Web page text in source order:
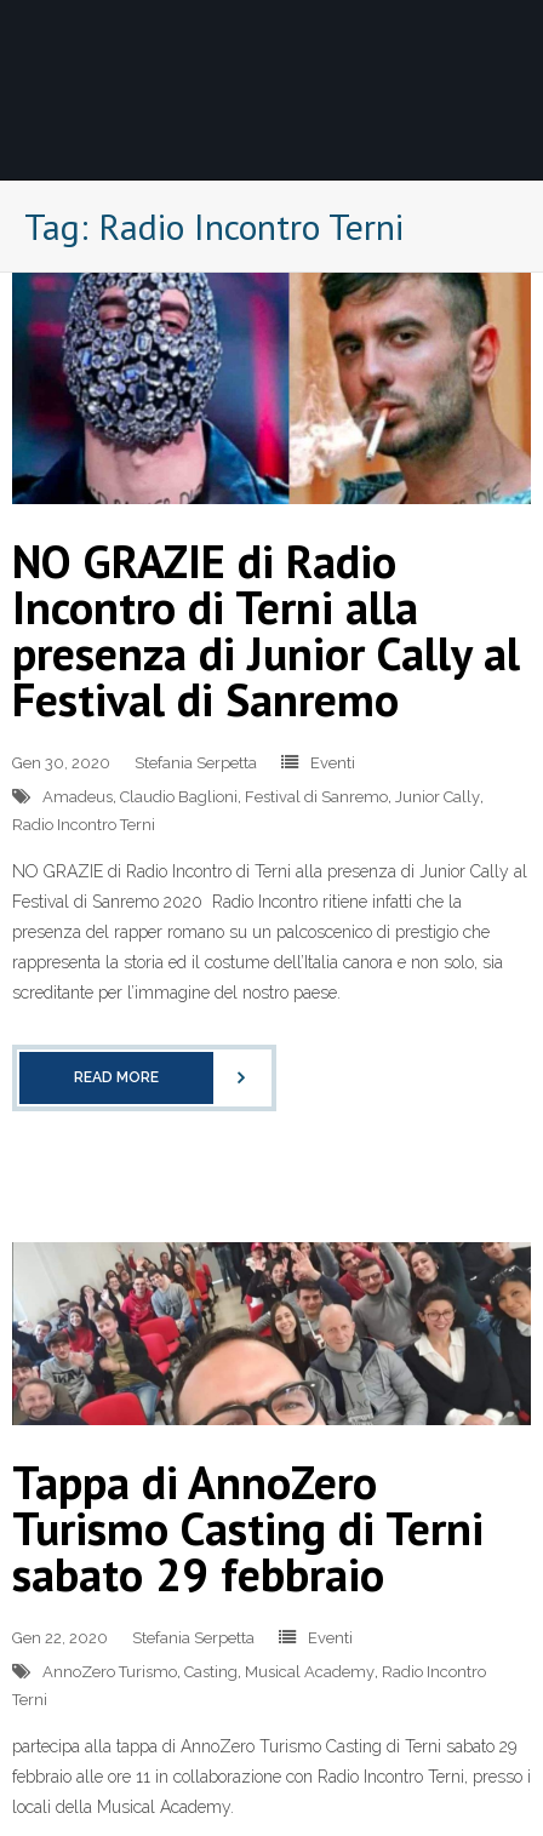
Tag: Radio Incontro Terni
NO GRAZIE di Radio
Incontro di Terni alla
presenza di Junior Cally al
Festival di Sanremo
Gen 30, 2020 Stefania Serpetta
Eventi
Amadeus, Claudio Baglioni, Festival di Sanremo, Junior Cally,
Radio Incontro Terni
NO GRAZIE di Radio Incontro di Terni alla presenza di Junior Cally al
Festival di Sanremo 2020 Radio Incontro ritiene infatti che la
presenza del rapper romano su un palcoscenico di prestigio che
rappresenta la storia ed il costume dell’Italia canora e non solo, sia
screditante per l’immagine del nostro paese.
READ MORE
Tappa di AnnoZero
Turismo Casting di Terni
sabato 29 febbraio
Gen 22, 2020 Stefania Serpetta
Eventi
AnnoZero Turismo Casting Musical Academy Radio Incontro
Terni
partecipa alla tappa di AnnoZero Turismo Casting di Terni sabato 29
febbraio alle ore 11 in collaborazione con Radio Incontro Terni, presso i
locali della Musical Academy.